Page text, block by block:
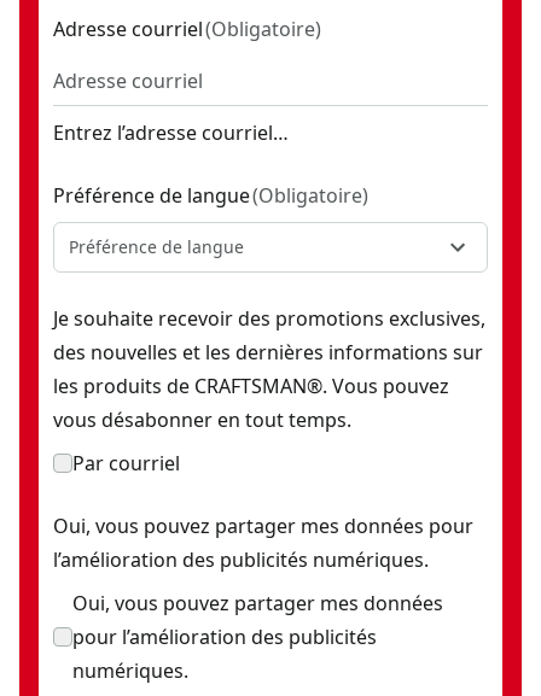
Adresse courriel(Obligatoire)
Entrez l’adresse courriel…
Préférence de langue(Obligatoire)
Préférence de langue
Je souhaite recevoir des promotions exclusives,
des nouvelles et les dernières informations sur
les produits de CRAFTSMAN®. Vous pouvez
vous désabonner en tout temps.
Par courriel
Oui, vous pouvez partager mes données pour
l’amélioration des publicités numériques.
Oui, vous pouvez partager mes données
pour l’amélioration des publicités
numériques.